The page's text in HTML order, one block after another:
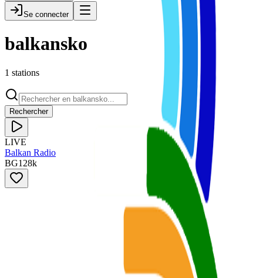
Se connecter
balkansko
1 stations
Rechercher
LIVE
Balkan Radio
BG128k